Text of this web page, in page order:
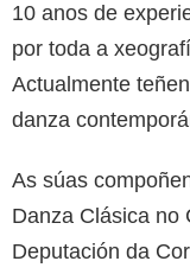
10 anos de
por toda a
Actualmente
danza
As súas
Danza Clásica no
Deputación da